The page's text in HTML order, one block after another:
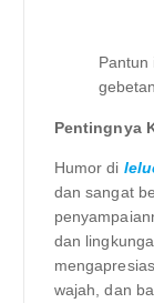
Pentingnya
Humor di
dan sangat
dan
wajah, dan